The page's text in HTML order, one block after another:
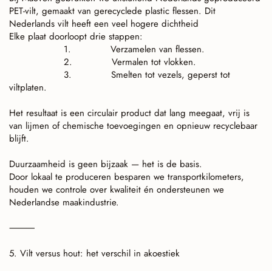
PET-vilt, gemaakt van gerecyclede plastic flessen. Dit
Nederlands vilt heeft een veel hogere dichtheid
Elke plaat doorloopt drie stappen:
1.
Verzamelen van flessen.
2.
Vermalen tot vlokken.
3.
Smelten tot vezels, geperst tot
viltplaten.
Het resultaat is een circulair product dat lang meegaat, vrij is
van lijmen of chemische toevoegingen en opnieuw recyclebaar
blijft.
Duurzaamheid is geen bijzaak — het is de basis.
Door lokaal te produceren besparen we transportkilometers,
houden we controle over kwaliteit én ondersteunen we
Nederlandse maakindustrie.
⸻
5. Vilt versus hout: het verschil in akoestiek